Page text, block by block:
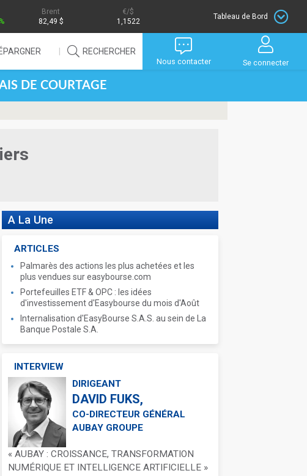
Brent
82,49 $
/$
1,1522
Tableau de Bord
ÉPARGNER RECHERCHER
Nous contacter Se connecter
DE COURTAGE
A La Une
ARTICLES
Palmarès des actions les plus achetées et les
plus vendues sur easybourse.com
Portefeuilles ETF & OPC : les idées
d'investissement d'Easybourse du mois d'Août
Internalisation d'EasyBourse S.A.S. au sein de La
Banque Postale S.A.
INTERVIEW
DIRIGEANT
DAVID FUKS,
CO-DIRECTEUR GÉNÉRAL
AUBAY GROUPE
« AUBAY : CROISSANCE, TRANSFORMATION
NUMÉRIQUE ET INTELLIGENCE ARTIFICIELLE »